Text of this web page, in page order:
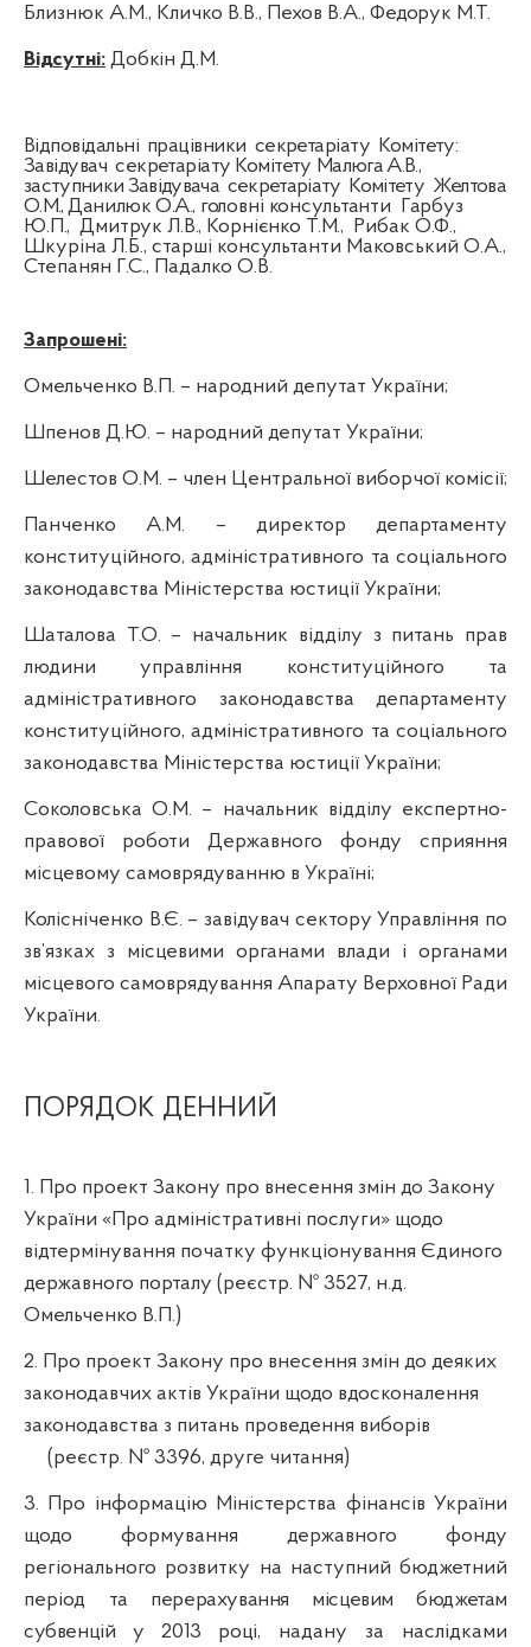
Близнюк А.М., Кличко В.В., Пехов В.А., Федорук М.Т.
Відсутні: Добкін Д.М.
Відповідальні працівники секретаріату Комітету:
Завідувач секретаріату Комітету Малюга А.В.,
заступники Завідувача секретаріату Комітету Желтова
О.М., Данилюк О.А., головні консультанти Гарбуз
Ю.П., Дмитрук Л.В., Корнієнко Т.М., Рибак О.Ф.,
Шкуріна Л.Б., старші консультанти Маковський О.А.,
Степанян Г.С., Падалко О.В.
Запрошені:
Омельченко В.П. – народний депутат України;
Шпенов Д.Ю. – народний депутат України;
Шелестов О.М. – член Центральної виборчої комісії;
Панченко А.М. – директор департаменту
конституційного, адміністративного та соціального
законодавства Міністерства юстиції України;
Шаталова Т.О. – начальник відділу з питань прав
людини управління конституційного та
адміністративного законодавства департаменту
конституційного, адміністративного та соціального
законодавства Міністерства юстиції України;
Соколовська О.М. – начальник відділу експертно-
правової роботи Державного фонду сприяння
місцевому самоврядуванню в Україні;
Колісніченко В.Є. – завідувач сектору Управління по
зв’язках з місцевими органами влади і органами
місцевого самоврядування Апарату Верховної Ради
України.
ПОРЯДОК ДЕННИЙ
1. Про проект Закону про внесення змін до Закону
України «Про адміністративні послуги» щодо
відтермінування початку функціонування Єдиного
державного порталу (реєстр. № 3527, н.д.
Омельченко В.П.)
2. Про проект Закону про внесення змін до деяких
законодавчих актів України щодо вдосконалення
законодавства з питань проведення виборів
(реєстр. № 3396, друге читання)
3. Про інформацію Міністерства фінансів України
щодо формування державного фонду
регіонального розвитку на наступний бюджетний
період та перерахування місцевим бюджетам
субвенцій у 2013 році, надану за наслідками